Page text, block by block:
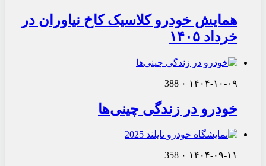
همایش خودرو کلاسیک کاخ نیاوران در
خرداد ۱۴۰۵
۱۴۰۴-۱۰-۰۹ ۰ 388
خودرو در زندگی چینی‌ها
۱۴۰۴-۰۹-۱۱ ۰ 358